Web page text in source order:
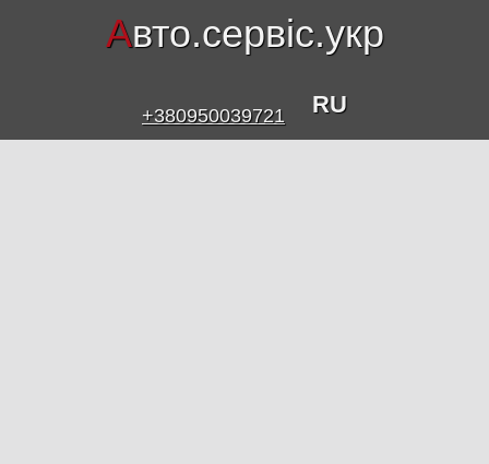
Авто.сервіс.укр
+380950039721 RU